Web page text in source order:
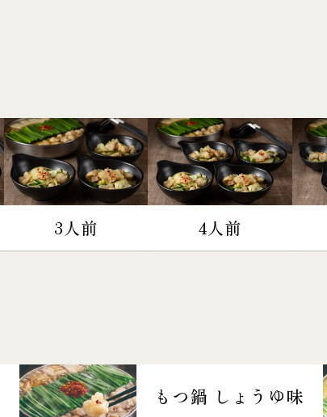
3人前 4人前
もつ鍋 しょうゆ味